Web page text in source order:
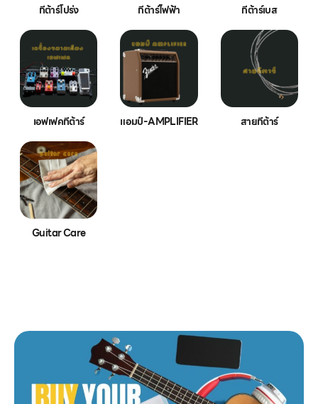
กีต้าร์โปร่ง กีต้าร์ไฟฟ้า กีต้าร์เบส
เอฟเฟคกีต้าร์ แอมป์-AMPLIFIER สายกีต้าร์
Guitar Care